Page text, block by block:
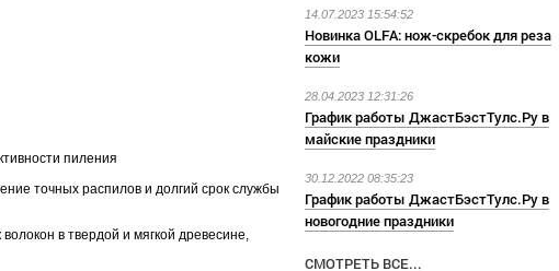
пиления
точных распилов и долгий срок службы
в твердой и мягкой древесине,
14.07.2023 15:54:52
Новинка OLFA: нож-скребок для реза
кожи
28.04.2023 12:31:26
График работы ДжастБэстТулс.Ру в
майские праздники
30.12.2022 08:35:23
График работы ДжастБэстТулс.Ру в
новогодние праздники
СМОТРЕТЬ ВСЕ...